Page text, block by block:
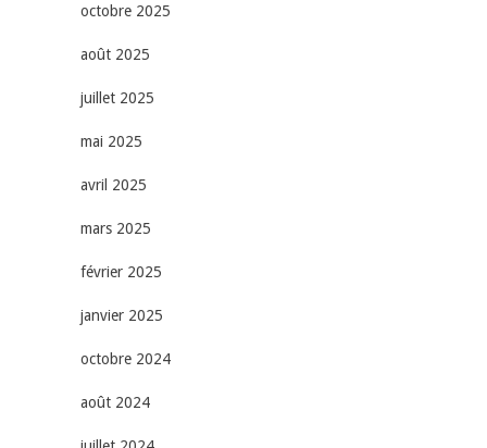
octobre 2025
août 2025
juillet 2025
mai 2025
avril 2025
mars 2025
février 2025
janvier 2025
octobre 2024
août 2024